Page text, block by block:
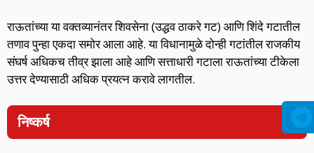
राऊतांच्या या वक्तव्यानंतर शिवसेना (उद्धव ठाकरे गट) आणि शिंदे गटातील
तणाव पुन्हा एकदा समोर आला आहे. या विधानामुळे दोन्ही गटांतील राजकीय
संघर्ष अधिकच तीव्र झाला आहे आणि सत्ताधारी गटाला राऊतांच्या टीकेला
उत्तर देण्यासाठी अधिक प्रयत्न करावे लागतील.
निष्कर्ष